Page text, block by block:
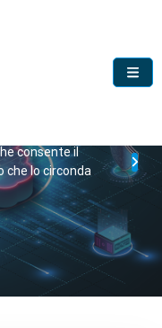
consente il
che lo circonda